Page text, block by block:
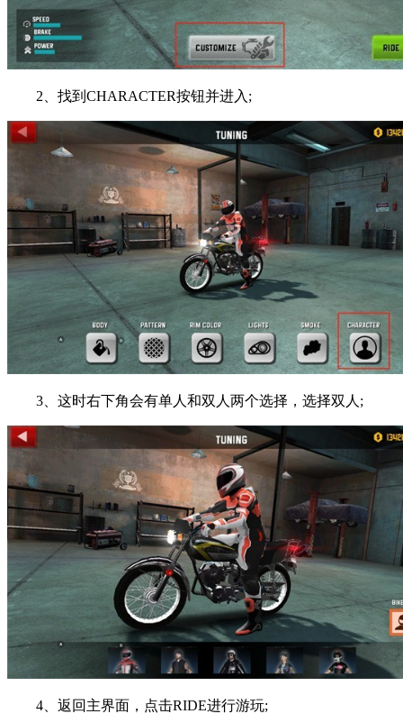
2、找到CHARACTER按钮并进入;
3、这时右下角会有单人和双人两个选择，选择双人;
4、返回主界面，点击RIDE进行游玩;